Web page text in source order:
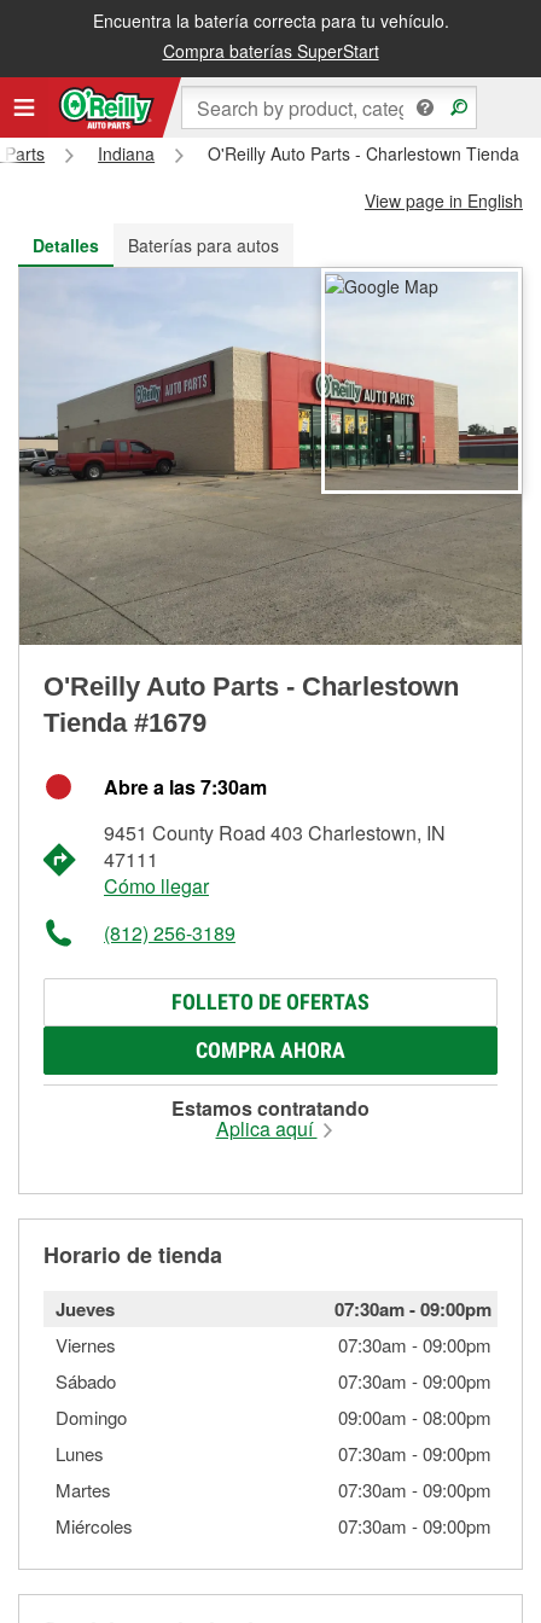
Encuentra la batería correcta para tu vehículo.
Compra baterías SuperStart
Recibe tu orden gratis al día siguiente o recógela en la tienda
Parts Indiana
O'Reilly Auto Parts - Charlestown Tienda
View page in English
Detalles
Baterías para autos
O'Reilly Auto Parts - Charlestown
Tienda #1679
Abre a las 7:30am
9451 County Road 403 Charlestown, IN
47111
Cómo llegar
(812) 256-3189
FOLLETO DE OFERTAS
COMPRA AHORA
Estamos contratando
Aplica aquí
Horario de tienda
Jueves 07:30am-09:00pm
Viernes 07:30am -09:00pm
Sábado
07:30am -09:00pm
Domingo
09:00am -08:00pm
Lunes
07:30am -09:00pm
Martes
07:30am -09:00pm
Miércoles
07:30am -09:00pm